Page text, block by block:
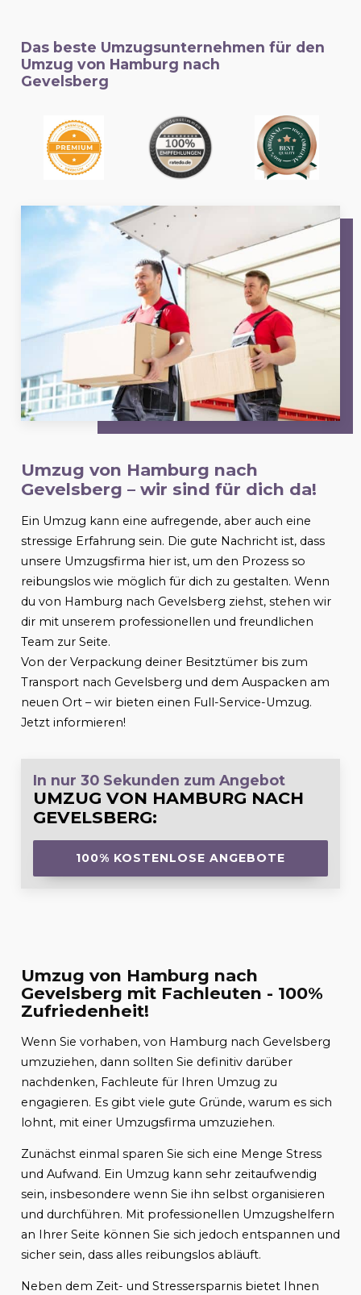
Das beste Umzugsunternehmen für den
Umzug von Hamburg nach
Gevelsberg
Umzug von Hamburg nach
Gevelsberg – wir sind für dich da!
Ein Umzug kann eine aufregende, aber auch eine
stressige Erfahrung sein. Die gute Nachricht ist, dass
unsere Umzugsfirma hier ist, um den Prozess so
reibungslos wie möglich für dich zu gestalten. Wenn
du von Hamburg nach Gevelsberg ziehst, stehen wir
dir mit unserem professionellen und freundlichen
Team zur Seite.
Von der Verpackung deiner Besitztümer bis zum
Transport nach Gevelsberg und dem Auspacken am
neuen Ort – wir bieten einen Full-Service-Umzug.
Jetzt informieren!
In nur 30 Sekunden zum Angebot
UMZUG VON HAMBURG NACH
GEVELSBERG:
100% KOSTENLOSE ANGEBOTE
Umzug von Hamburg nach
Gevelsberg mit Fachleuten - 100%
Zufriedenheit!
Wenn Sie vorhaben, von Hamburg nach Gevelsberg
umzuziehen, dann sollten Sie definitiv darüber
nachdenken, Fachleute für Ihren Umzug zu
engagieren. Es gibt viele gute Gründe, warum es sich
lohnt, mit einer Umzugsfirma umzuziehen.
Zunächst einmal sparen Sie sich eine Menge Stress
und Aufwand. Ein Umzug kann sehr zeitaufwendig
sein, insbesondere wenn Sie ihn selbst organisieren
und durchführen. Mit professionellen Umzugshelfern
an Ihrer Seite können Sie sich jedoch entspannen und
sicher sein, dass alles reibungslos abläuft.
Neben dem Zeit- und Stressersparnis bietet Ihnen